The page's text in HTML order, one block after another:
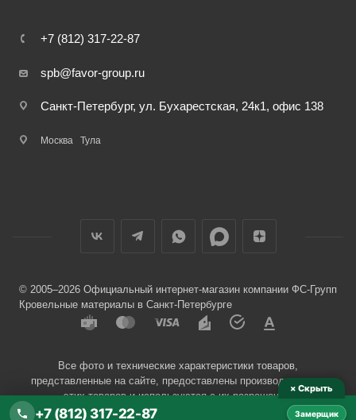
+7 (812) 317-22-87
spb@favor-group.ru
Санкт-Петербург, ул. Бухарестская, 24к1, офис 138
Москва Тула
© 2005–2026 Официальный интернет-магазин компании ФС-Групп
Кровельные материалы в Санкт-Петербурге
Все фото и технические характеристики товаров,
представленные на сайте, предоставлены производителями
этих товаров и используются с их разрешения.
× Скрыть
+7 (812) 317-22-87 Замерщик